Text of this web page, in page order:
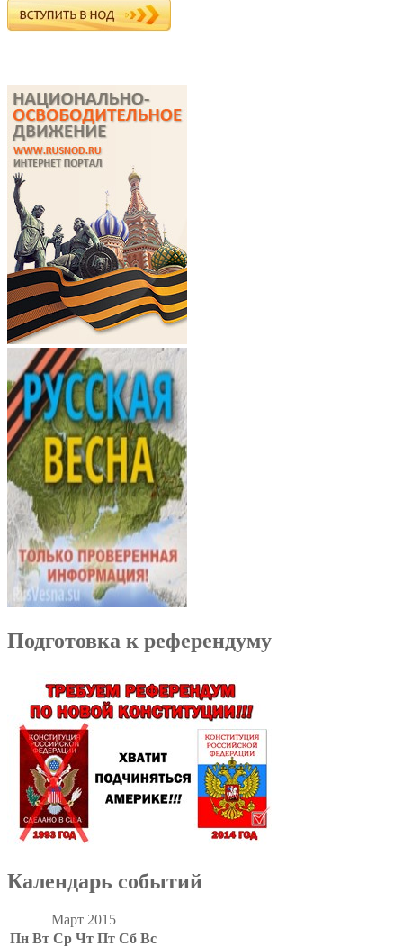
Подготовка к референдуму
Календарь событий
Март 2015
Пн Вт Ср Чт Пт Сб Вс